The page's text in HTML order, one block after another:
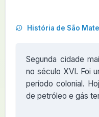
História de São
Segunda cidade
no século XVI. Foi
período colonial.
de petróleo e gás